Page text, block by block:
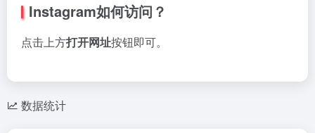
Instagram如何访问？
点击上方打开网址按钮即可。
数据统计